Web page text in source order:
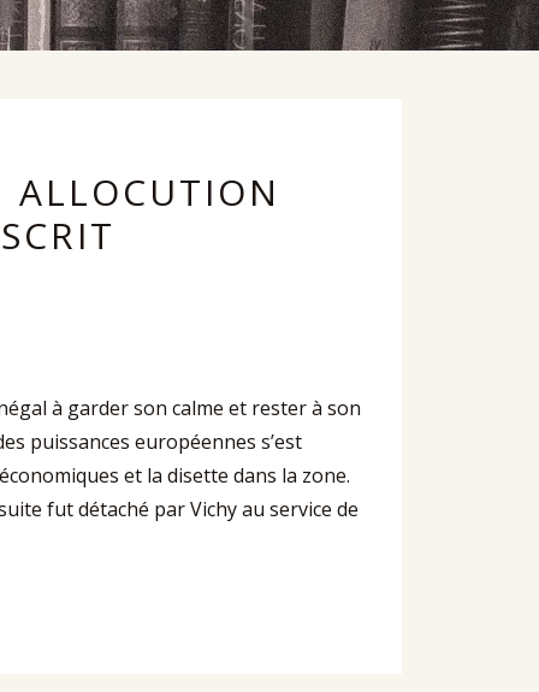
ALLOCUTION
à garder son calme et rester à son
puissances européennes s’est
et la disette dans la zone.
fut détaché par Vichy au service de